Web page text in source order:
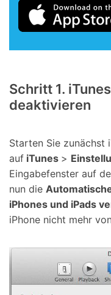
Schritt 1.
deaktivieren
Starten Sie zunächst
auf iTunes >
Eingabefenster auf
nun die
iPhones und iPads
iPhone nicht mehr